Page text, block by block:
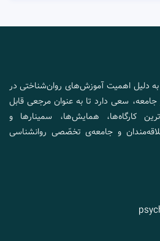
دلیل اهمیت آموزش‌های روان‌شناختی در
سعی دارد تا به عنوان مرجعی قابل
کارگاه‌ها، همایش‌ها، سمینارها و
و جامعه‌ی تخصّصی روانشناسی